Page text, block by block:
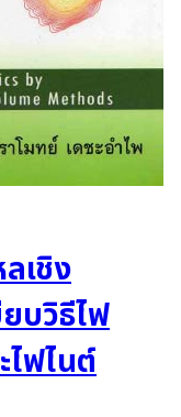
เชิง
บวิธีไฟ
ไฟไนต์